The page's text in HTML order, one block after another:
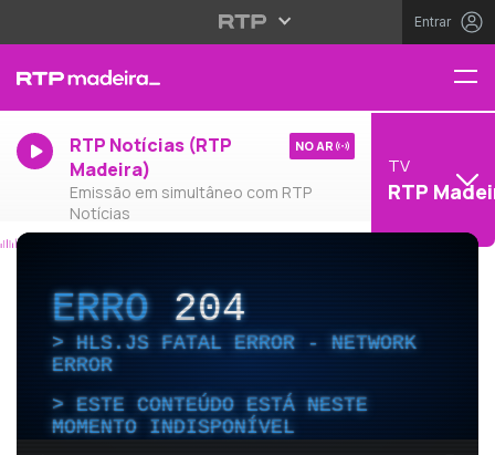
Entrar
RTP Notícias (RTP
Madeira)
Emissão em simultâneo com RTP
Notícias
NO AR
TV
RTP
ERRO204
HLS.JS FATAL ERROR - NETWORK
ERROR
ESTE CONTEÚDO ESTÁ NESTE
MOMENTO INDISPONÍVEL